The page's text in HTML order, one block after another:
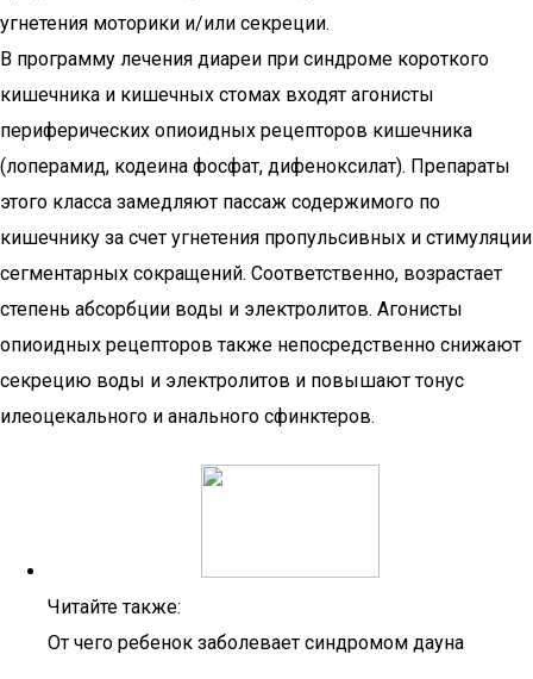
угнетения моторики и/или секреции.
В программу лечения диареи при синдроме короткого
кишечника и кишечных стомах входят агонисты
периферических опиоидных рецепторов кишечника
(лоперамид, кодеина фосфат, дифеноксилат). Препараты
этого класса замедляют пассаж содержимого по
кишечнику за счет угнетения пропульсивных и стимуляции
сегментарных сокращений. Соответственно, возрастает
степень абсорбции воды и электролитов. Агонисты
опиоидных рецепторов также непосредственно снижают
секрецию воды и электролитов и повышают тонус
илеоцекального и анального сфинктеров.
Читайте также:
От чего ребенок заболевает синдромом дауна